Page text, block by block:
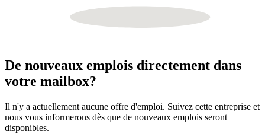
De nouveaux emplois directement dans
votre mailbox?
Il n'y a actuellement aucune offre d'emploi. Suivez cette entreprise et
nous vous informerons dès que de nouveaux emplois seront
disponibles.